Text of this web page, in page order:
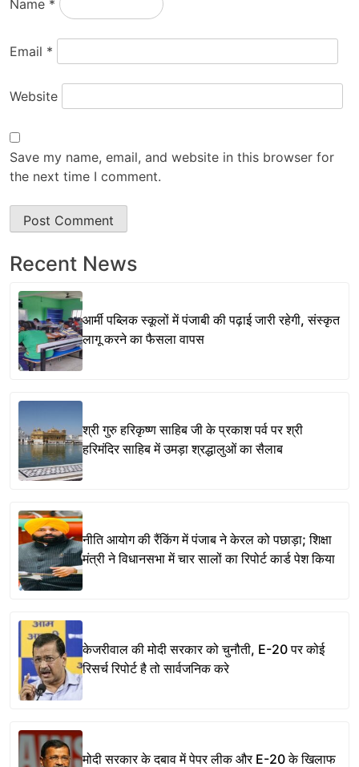
Name *
Email *
Website
Save my name, email, and website in this browser for
the next time I comment.
Recent News
आर्मी पब्लिक स्कूलों में पंजाबी की पढ़ाई जारी रहेगी, संस्कृत
लागू करने का फैसला वापस
श्री गुरु हरिकृष्ण साहिब जी के प्रकाश पर्व पर श्री
हरिमंदिर साहिब में उमड़ा श्रद्धालुओं का सैलाब
नीति आयोग की रैंकिंग में पंजाब ने केरल को पछाड़ा; शिक्षा
मंत्री ने विधानसभा में चार सालों का रिपोर्ट कार्ड पेश किया
केजरीवाल की मोदी सरकार को चुनौती, E-20 पर कोई
रिसर्च रिपोर्ट है तो सार्वजनिक करे
मोदी सरकार के दबाव में पेपर लीक और E-20 के खिलाफ